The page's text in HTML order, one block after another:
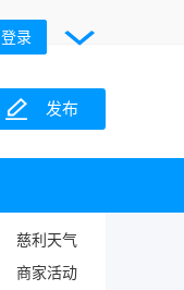
登录
发布
慈利天气
商家活动